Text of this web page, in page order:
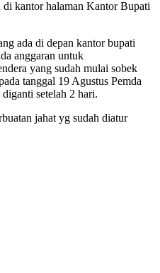
di kantor halaman Kantor Bupati
ada di depan kantor bupati
anggaran untuk
yang sudah mulai sobek
tanggal 19 Agustus Pemda
setelah 2 hari.
jahat yg sudah diatur